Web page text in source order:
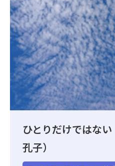
ひとりだけではな
孔子）